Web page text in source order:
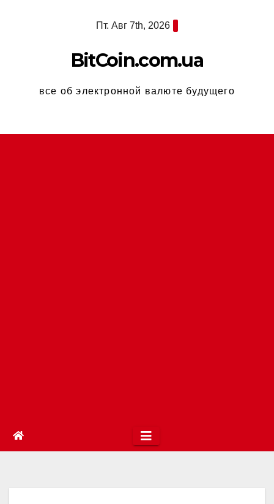
Пт. Авг 7th, 2026
BitCoin.com.ua
все об электронной валюте будущего